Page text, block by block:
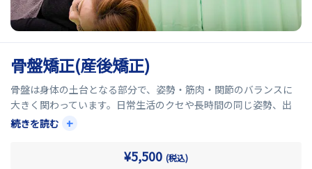
骨盤矯正(産後矯正)
骨盤は身体の土台となる部分で、姿勢・筋肉・関節のバランスに
大きく関わっています。日常生活のクセや長時間の同じ姿勢、出
産、運動不足などによって骨盤が歪むと、身体へさまざまな負担が
当院の骨盤矯正では、身体の状態を確認しながら骨盤を矯正し整
続きを読む +
¥5,500 (税込)